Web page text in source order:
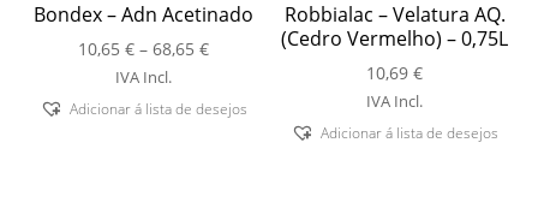
Bondex – Adn Acetinado
10,65 € – 68,65 €Price
10,65 €
through
IVA Incl.
Adicionar á lista de desejos
Robbialac – Velatura AQ.
(Cedro Vermelho) – 0,75L
10,69€
IVA Incl.
Adicionar á lista de desejos